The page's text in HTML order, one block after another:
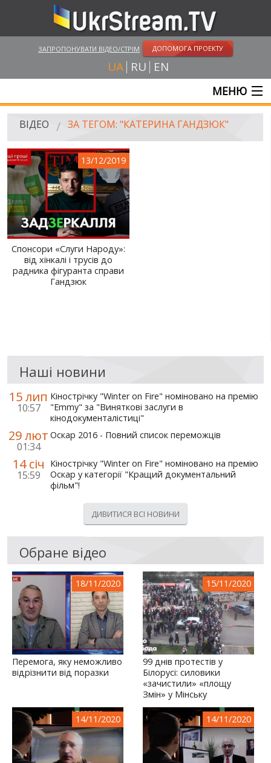
ЗАПРОПОНУВАТИ ВІДЕО/СТРІМ ДОПОМОГА ПРОЕКТУ
UA RU EN
МЕНЮ
ГОЛОВНА
ВІДЕО
UKRSTREAM.TV
ВІДЕО ЗМІ
АМАТОРСЬКЕ ВІДЕО
ХУДОЖНІ ТА ДОКУМЕНТАЛЬНІ ПРОЕКТИ
СВІТ ПРО УКРАЇНУ
"WINTER ON FIRE"
ХРОНОЛОГІЯ ЄВРОМАЙДАНУ
ПОСЛУГИ
ВІДЕО ЗА ТЕГОМ: "КАТЕРИНА ГАНДЗЮК"
13/12/2019
Спонсори «Слуги Народу»:
від хінкалі і трусів до
радника фігуранта справи
Гандзюк
Наші новини
15 лип
10:57
Кінострічку "Winter on Fire" номіновано на премію
"Emmy" за "Виняткові заслуги в
кінодокументалістиці"
29 лют
01:34
Оскар 2016 - Повний список переможців
14 січ
15:59
Кінострічку "Winter on Fire" номіновано на премію
Оскар у категорії "Кращий документальний
фільм"!
ДИВИТИСЯ ВСІ НОВИНИ
Обране відео
18/11/2020
Перемога, яку неможливо
відрізнити від поразки
15/11/2020
99 днів протестів у
Білорусі: силовики
«зачистили» «площу
Змін» у Мінську
14/11/2020 14/11/2020